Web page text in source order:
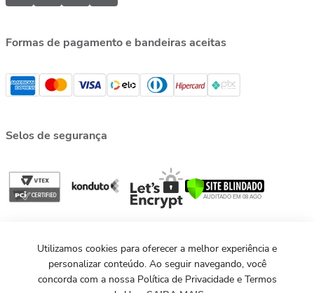
Formas de pagamento e bandeiras aceitas
Selos de segurança
Utilizamos cookies para oferecer a melhor experiência e
personalizar conteúdo. Ao seguir navegando, você
concorda com a nossa Política de Privacidade e Termos